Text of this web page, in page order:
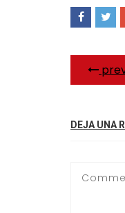
DEJA UNA